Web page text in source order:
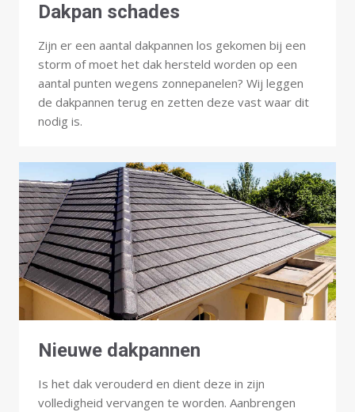
Dakpan schades
Zijn er een aantal dakpannen los gekomen bij een
storm of moet het dak hersteld worden op een
aantal punten wegens zonnepanelen? Wij leggen
de dakpannen terug en zetten deze vast waar dit
nodig is.
Nieuwe dakpannen
Is het dak verouderd en dient deze in zijn
volledigheid vervangen te worden. Aanbrengen